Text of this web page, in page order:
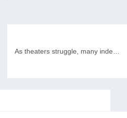
As theaters struggle, many inde…